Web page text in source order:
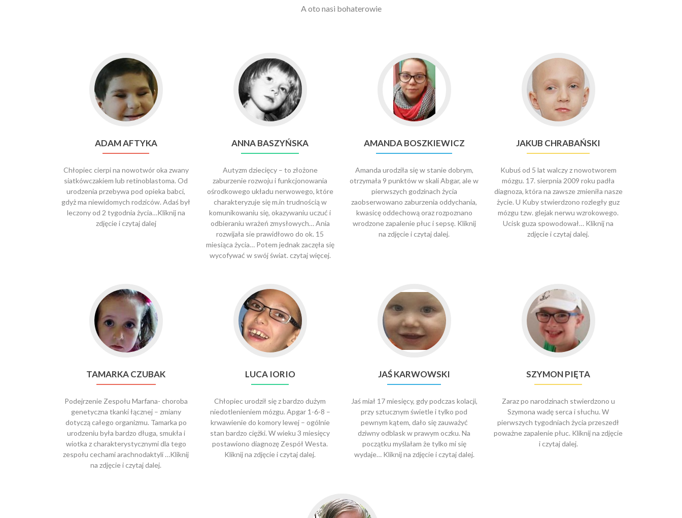
A oto nasi bohaterowie
ADAM AFTYKA
Chłopiec cierpi na nowotwór oka zwany
siatkówczakiem lub retinoblastoma. Od
urodzenia przebywa pod opieka babci,
gdyż ma niewidomych rodziców. Adaś był
leczony od 2 tygodnia życia…Kliknij na
zdjęcie i czytaj dalej
ANNA BASZYŃSKA
Autyzm dziecięcy – to złożone
zaburzenie rozwoju i funkcjonowania
ośrodkowego układu nerwowego, które
charakteryzuje się m.in trudnością w
komunikowaniu się, okazywaniu uczuć i
odbieraniu wrażeń zmysłowych… Ania
rozwijała sie prawidłowo do ok. 15
miesiąca życia… Potem jednak zaczęła się
wycofywać w swój świat. czytaj więcej.
AMANDA BOSZKIEWICZ
Amanda urodziła się w stanie dobrym,
otrzymała 9 punktów w skali Abgar, ale w
pierwszych godzinach życia
zaobserwowano zaburzenia oddychania,
kwasicę oddechową oraz rozpoznano
wrodzone zapalenie płuc i sepsę. Kliknij
na zdjęcie i czytaj dalej.
JAKUB CHRABAŃSKI
Kubuś od 5 lat walczy z nowotworem
mózgu. 17. sierpnia 2009 roku padła
diagnoza, która na zawsze zmieniła nasze
życie. U Kuby stwierdzono rozległy guz
mózgu tzw. glejak nerwu wzrokowego.
Ucisk guza spowodował… Kliknij na
zdjęcie i czytaj dalej.
TAMARKA CZUBAK
Podejrzenie Zespołu Marfana- choroba
genetyczna tkanki łącznej – zmiany
dotyczą całego organizmu. Tamarka po
urodzeniu była bardzo długa, smukła i
wiotka z charakterystycznymi dla tego
zespołu cechami arachnodaktyli …Kliknij
na zdjęcie i czytaj dalej.
LUCA IORIO
Chłopiec urodził się z bardzo dużym
niedotlenieniem mózgu. Apgar 1-6-8 –
krwawienie do komory lewej – ogólnie
stan bardzo ciężki. W wieku 3 miesięcy
postawiono diagnozę Zespół Westa.
Kliknij na zdjęcie i czytaj dalej.
JAŚ KARWOWSKI
Jaś miał 17 miesięcy, gdy podczas kolacji,
przy sztucznym świetle i tylko pod
pewnym kątem, dało się zauważyć
dziwny odblask w prawym oczku. Na
początku myślałam że tylko mi się
wydaje… Kliknij na zdjęcie i czytaj dalej.
SZYMON PIĘTA
Zaraz po narodzinach stwierdzono u
Szymona wadę serca i słuchu. W
pierwszych tygodniach życia przeszedł
poważne zapalenie płuc. Kliknij na zdjęcie
i czytaj dalej.